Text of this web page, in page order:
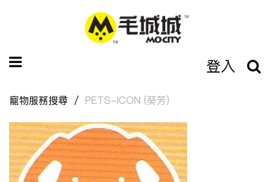
登入
寵物服務搜尋 PETS-ICON (葵芳)